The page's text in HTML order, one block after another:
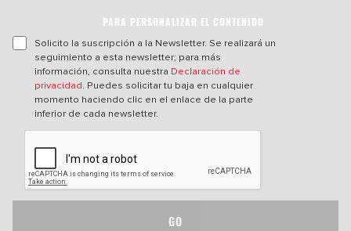
PARA PERSONALIZAR EL CONTENIDO
Solicito la suscripción a la Newsletter. Se realizará un
seguimiento a esta newsletter; para más
información, consulta nuestra Declaración de
privacidad. Puedes solicitar tu baja en cualquier
momento haciendo clic en el enlace de la parte
inferior de cada newsletter.
GO